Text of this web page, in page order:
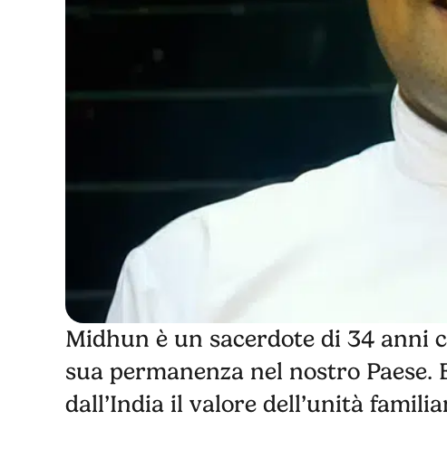
Midhun è un sacerdote di 34 anni
sua permanenza nel nostro Paese.
dall’India il valore dell’unità